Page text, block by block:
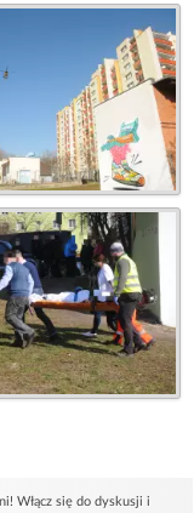
Włącz się do dyskusji i